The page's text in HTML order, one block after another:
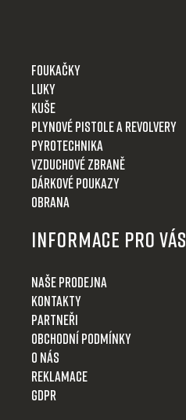
Foukačky
Luky
Kuše
Plynové pistole a revolvery
Pyrotechnika
Vzduchové zbraně
Dárkové poukazy
Obrana
Informace pro Vás
Naše prodejna
Kontakty
Partneři
Obchodní podmínky
O nás
Reklamace
GDPR